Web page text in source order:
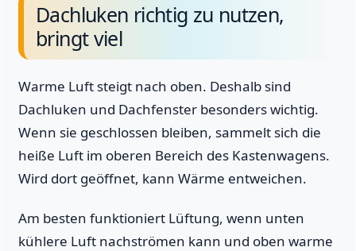
Dachluken richtig zu nutzen,
bringt viel
Warme Luft steigt nach oben. Deshalb sind
Dachluken und Dachfenster besonders wichtig.
Wenn sie geschlossen bleiben, sammelt sich die
heiße Luft im oberen Bereich des Kastenwagens.
Wird dort geöffnet, kann Wärme entweichen.
Am besten funktioniert Lüftung, wenn unten
kühlere Luft nachströmen kann und oben warme